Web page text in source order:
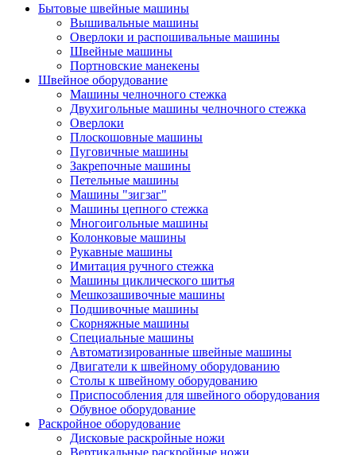
Бытовые швейные машины
Вышивальные машины
Оверлоки и распошивальные машины
Швейные машины
Портновские манекены
Швейное оборудование
Машины челночного стежка
Двухигольные машины челночного стежка
Оверлоки
Плоскошовные машины
Пуговичные машины
Закрепочные машины
Петельные машины
Машины "зигзаг"
Машины цепного стежка
Многоигольные машины
Колонковые машины
Рукавные машины
Имитация ручного стежка
Машины циклического шитья
Мешкозашивочные машины
Подшивочные машины
Скорняжные машины
Специальные машины
Автоматизированные швейные машины
Двигатели к швейному оборудованию
Столы к швейному оборудованию
Приспособления для швейного оборудования
Обувное оборудование
Раскройное оборудование
Дисковые раскройные ножи
Вертикальные раскройные ножи